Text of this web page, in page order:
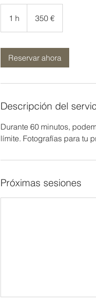
1 h 350 €
Reservar ahora
Descripción del
Durante 60 minutos,
límite. Fotografías para tu
Próximas sesiones